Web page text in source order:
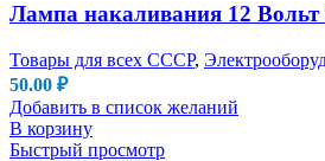
Лампа накаливания 12 Вольт
Товары для всех СССР,
50.00 ₽
Добавить в список желаний
В корзину
Быстрый просмотр